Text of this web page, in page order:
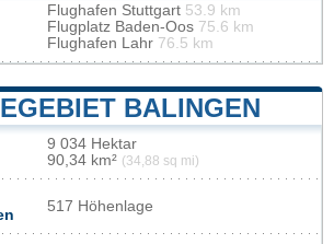
Flughafen Stuttgart 53.9 km
Flugplatz Baden-Oos 75.6 km
Flughafen Lahr 76.5 km
BALINGEN
9 034 Hektar
90,34 km² (34,88 sq mi)
517 Höhenlage